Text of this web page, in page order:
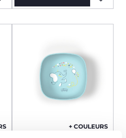
+ COULEURS